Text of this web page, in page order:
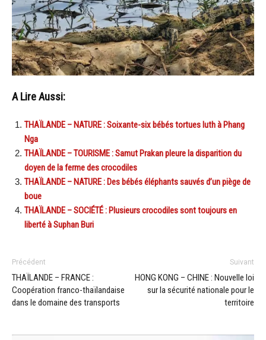
A Lire Aussi:
THAÏLANDE – NATURE : Soixante-six bébés tortues luth à Phang
Nga
THAÏLANDE – TOURISME : Samut Prakan pleure la disparition du
doyen de la ferme des crocodiles
THAÏLANDE – NATURE : Des bébés éléphants sauvés d’un piège de
boue
THAÏLANDE – SOCIÉTÉ : Plusieurs crocodiles sont toujours en
liberté à Suphan Buri
Précédent
THAÏLANDE – FRANCE :
Coopération franco-thaïlandaise
dans le domaine des transports
Suivant
HONG KONG – CHINE : Nouvelle loi
sur la sécurité nationale pour le
territoire